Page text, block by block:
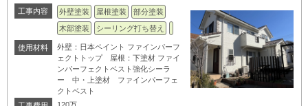
工事内容 外壁塗装 屋根塗装
部分塗装
木部塗装
シーリング打ち替え
使用材料
外壁：日本ペイント ファインパーフ
ェクトトップ 屋根：下塗材 ファイ
ンパーフェクトベスト強化シーラ
ー 中・上塗材 ファインパーフェ
クトベスト
120万